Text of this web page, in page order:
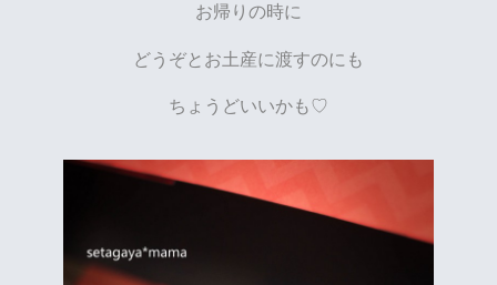
お帰りの時に
どうぞとお土産に渡すのにも
ちょうどいいかも♡